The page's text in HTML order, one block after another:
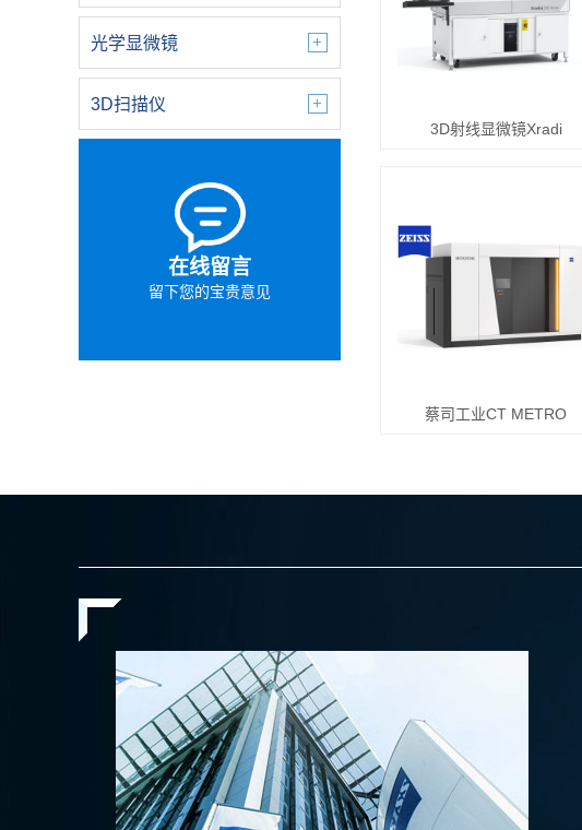
光学显微镜
3D扫描仪
在线留言
留下您的宝贵意见
3D射线显微镜Xradi
蔡司工业CT METRO